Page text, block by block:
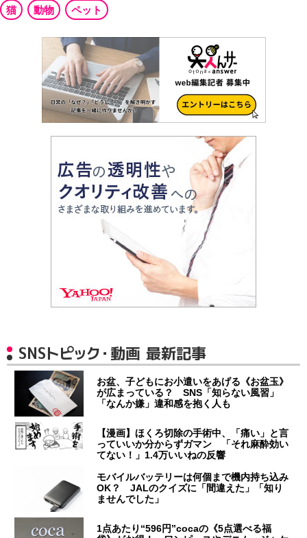
猫
動物 ペット
SNSトピック・動画 最新記事
お盆、子どもにお小遣いをあげる《お盆玉》
が広まっている？ SNS「知らない風習」
「なんか嫌」違和感を抱く人も
【漫画】ほくろ切除の手術中、「痛い」と言
っていいか分からずガマン 「それ麻酔効い
てない！」1.4万いいねの反響
モバイルバッテリーは何個まで機内持ち込み
OK？ JALのクイズに「間違えた」「知り
ませんでした」
1点あたり“596円”cocaの《5点選べる福